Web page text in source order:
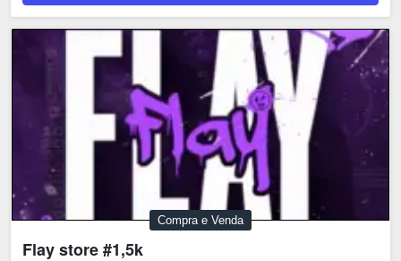
Compra e Venda
Flay store #1,5k